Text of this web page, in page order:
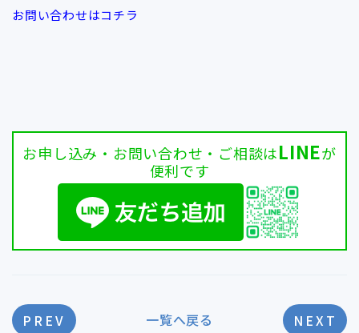
お問い合わせはコチラ
お申し込み・お問い合わせ・ご相談はLINEが
便利です
PREV 一覧へ戻る NEXT